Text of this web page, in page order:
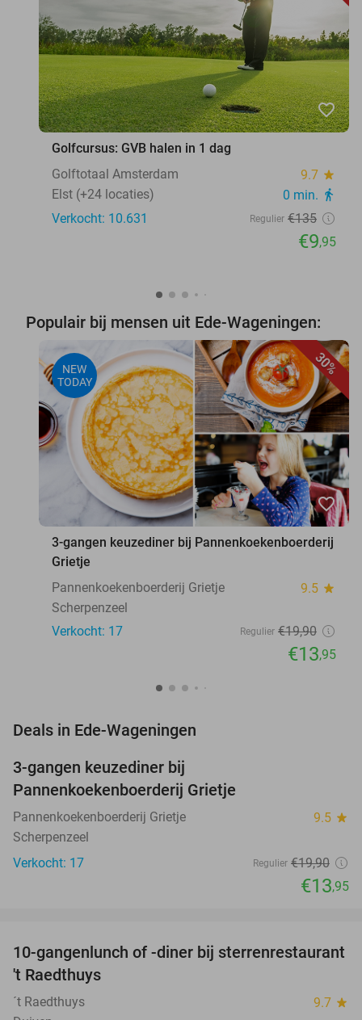
favorite_border
Golfcursus: GVB halen in 1 dag
Golftotaal Amsterdam
9.7 star
Elst (+24 locaties) 0 min. directions_walk
Verkocht: 10.631 Regulier €135
€9,95
Populair bij mensen uit Ede-Wageningen:
30%
NEW
TODAY
favorite_border
3-gangen keuzediner bij Pannenkoekenboerderij
Grietje
Pannenkoekenboerderij Grietje
9.5 star
Scherpenzeel
Verkocht: 17
Regulier €19,90
€13,95
Deals in Ede-Wageningen
NEW
TODAY
3-gangen keuzediner bij
Pannenkoekenboerderij Grietje
Pannenkoekenboerderij Grietje 9.5 star
Scherpenzeel
Verkocht: 17
Regulier €19,90
€13,95
48%
NEW
TODAY
10-gangenlunch of -diner bij sterrenrestaurant
't Raedthuys
´t Raedthuys 9.7 star